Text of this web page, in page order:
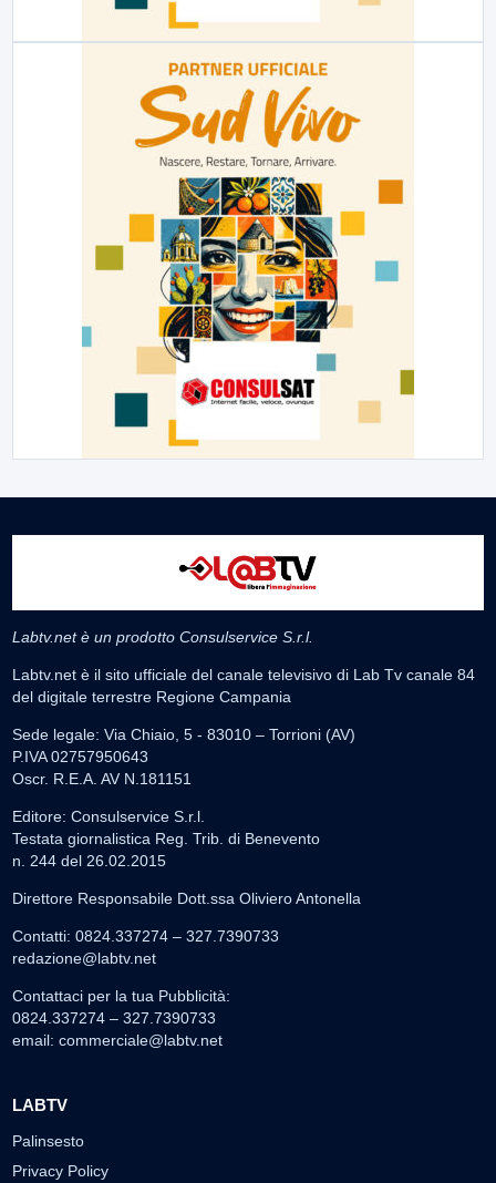
Labtv.net è un prodotto Consulservice S.r.l.
Labtv.net è il sito ufficiale del canale televisivo di Lab Tv canale 84
del digitale terrestre Regione Campania
Sede legale: Via Chiaio, 5 - 83010 – Torrioni (AV)
P.IVA 02757950643
Oscr. R.E.A. AV N.181151
Editore: Consulservice S.r.l.
Testata giornalistica Reg. Trib. di Benevento
n. 244 del 26.02.2015
Direttore Responsabile Dott.ssa Oliviero Antonella
Contatti: 0824.337274 – 327.7390733
redazione@labtv.net
Contattaci per la tua Pubblicità:
0824.337274 – 327.7390733
email: commerciale@labtv.net
LABTV
Palinsesto
Privacy Policy